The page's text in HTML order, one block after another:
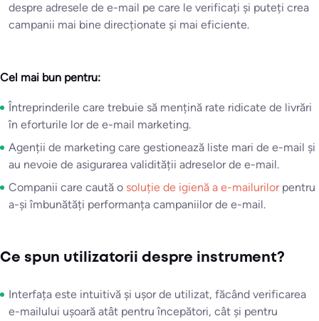
despre adresele de e-mail pe care le verificați și puteți crea
campanii mai bine direcționate și mai eficiente.
Cel mai bun pentru:
Întreprinderile care trebuie să mențină rate ridicate de livrări
în eforturile lor de e-mail marketing.
Agenții de marketing care gestionează liste mari de e-mail și
au nevoie de asigurarea validității adreselor de e-mail.
Companii care caută o soluție de igienă a e-mailurilorpentru
a-și îmbunătăți performanța campaniilor de e-mail.
Ce spun utilizatorii despre instrument?
Interfața este intuitivă și ușor de utilizat, făcând verificarea
e-mailului ușoară atât pentru începători, cât și pentru